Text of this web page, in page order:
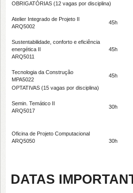
OBRIGATÓRIAS (12 vagas por disciplina)
Atelier Integrado de Projeto II
ARQ5002
45h
Sustentabilidade, conforto e eficiência
energética II
ARQ5011
45h
Tecnologia da Construção
MPA5022
45h
OPTATIVAS (15 vagas por disciplina)
Semin. Temático II
ARQ5017
30h
Oficina de Projeto Computacional
ARQ5050
30h
DATAS